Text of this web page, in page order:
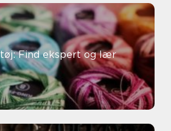
Find ekspert og lær